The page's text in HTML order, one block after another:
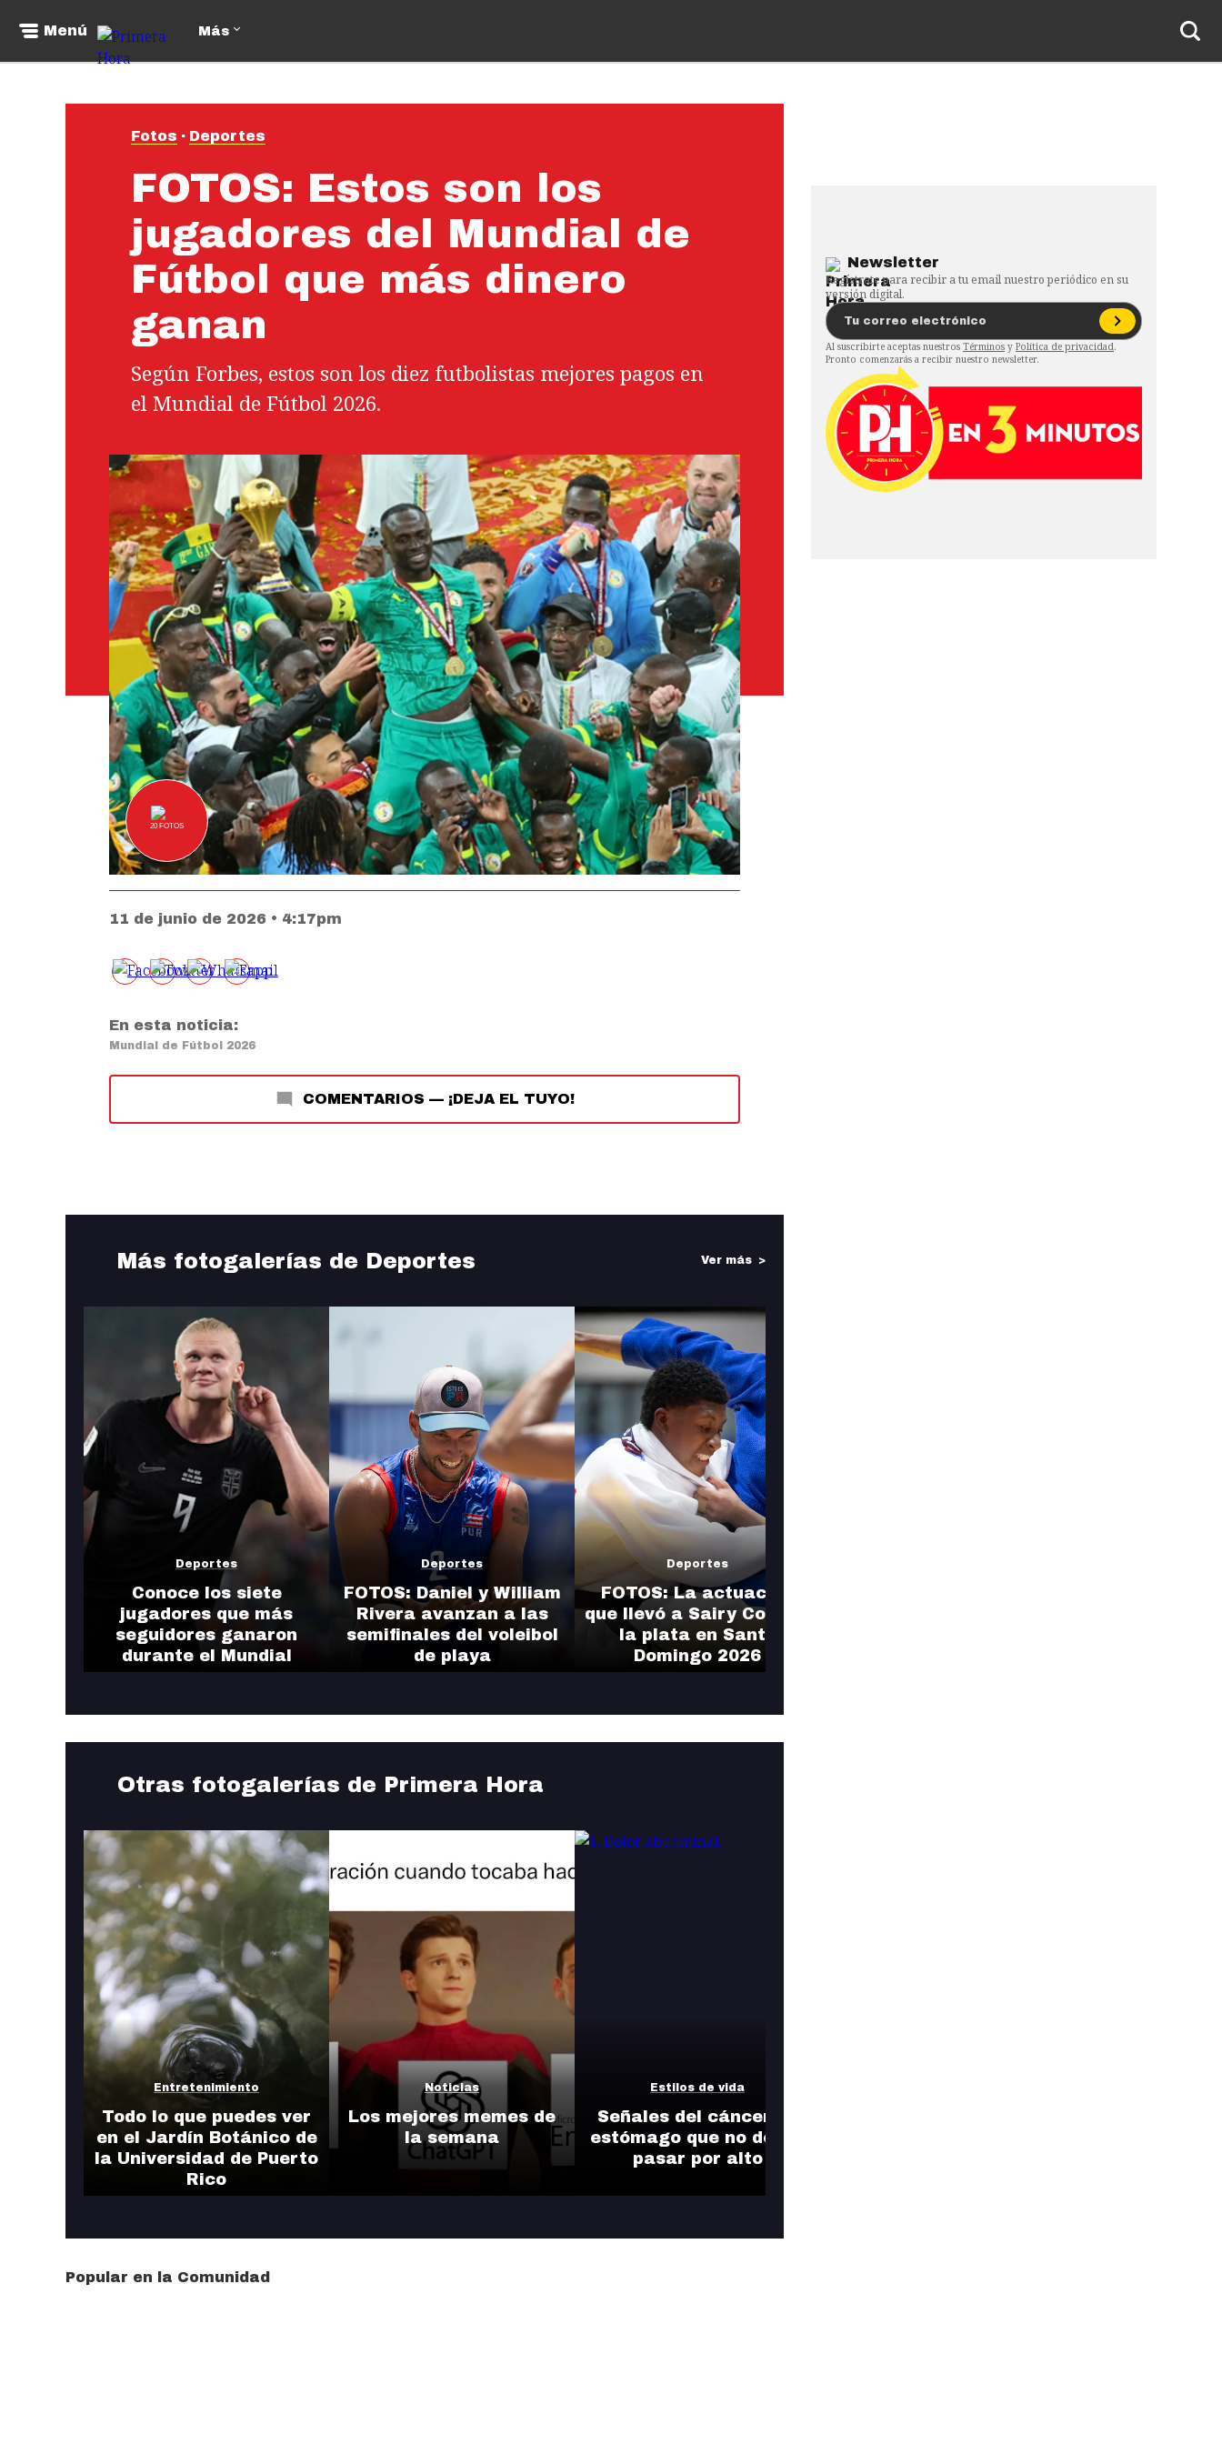
Menú Más
Fotos Deportes
FOTOS: Estos son los
jugadores del Mundial de
Fútbol que más dinero
ganan
Según Forbes, estos son los diez futbolistas mejores pagos en
el Mundial de Fútbol 2026.
20 FOTOS
11 de junio de 2026 • 4:17pm
En esta noticia:
Mundial de Fútbol 2026
COMENTARIOS — ¡DEJA EL TUYO!
Más fotogalerías de Deportes Ver más
Deportes
Conoce los siete
jugadores que más
seguidores ganaron
durante el Mundial
Deportes
FOTOS: Daniel y William
Rivera avanzan a las
semifinales del voleibol
de playa
Deportes
FOTOS: La actuación
que llevó a Sairy Colón a
la plata en Santo
Domingo 2026
Otras fotogalerías de Primera Hora
Entretenimiento
Todo lo que puedes ver
en el Jardín Botánico de
la Universidad de Puerto
Rico
Noticias
Los mejores memes de
la semana
Estilos de vida
Señales del cáncer de
estómago que no debes
pasar por alto
Popular en la Comunidad
Newsletter
Regístrate para recibir a tu email nuestro periódico en su
versión digital.
Al suscribirte aceptas nuestros Términos y Política de privacidad.
Pronto comenzarás a recibir nuestro newsletter.